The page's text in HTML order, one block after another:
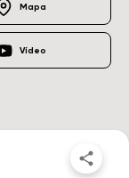
Mapa
Vídeo